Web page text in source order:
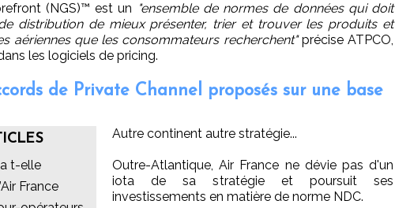
(NGS)™ est un "ensemble de normes de données qui doit
distribution de mieux présenter, trier et trouver les produits et
aériennes que les consommateurs recherchent"précise ATPCO,
les logiciels de pricing.
de Private Channel proposés sur une base
t-elle
France
Autre continent autre stratégie...
Outre-Atlantique, Air France ne dévie pas d'un
iota de sa stratégie et poursuit ses
investissements en matière de norme NDC.